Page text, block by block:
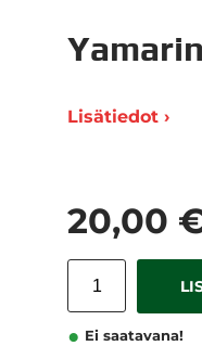
Lisätiedot ›
20,00
Ei saatavana!